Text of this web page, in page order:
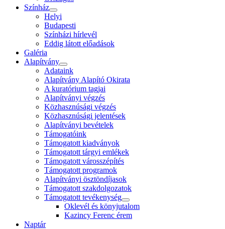
Színház
Helyi
Budapesti
Színházi hírlevél
Eddig látott előadások
Galéria
Alapítvány
Adataink
Alapítvány Alapító Okirata
A kuratórium tagjai
Alapítványi végzés
Közhasznúsági végzés
Közhasznúsági jelentések
Alapítványi bevételek
Támogatóink
Támogatott kiadványok
Támogatott tárgyi emlékek
Támogatott városszépítés
Támogatott programok
Alapítványi ösztöndíjasok
Támogatott szakdolgozatok
Támogatott tevékenység
Oklevél és könyjutalom
Kazincy Ferenc érem
Naptár